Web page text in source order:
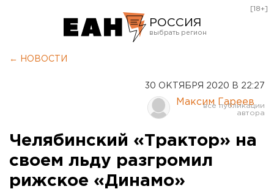
РОССИЯ
Курган
Оренбург
[18+]
← НОВОСТИ
30 ОКТЯБРЯ 2020 В 22:27
Максим Гареев
Челябинский «Трактор» на
своем льду разгромил
рижское «Динамо»